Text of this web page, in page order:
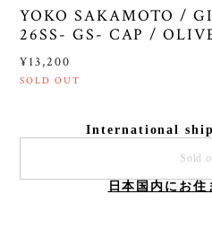
YOKO SAKAMOTO /
26SS- GS- CAP /
¥13,200
SOLD OUT
International
Sold
日本国内にお